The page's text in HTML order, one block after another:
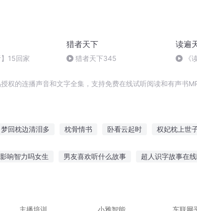
】15回家
猎者天下
猎者天下345
读遍
《
权的连播声音和文字全集，支持免费在线试听阅读和有声书
梦回枕边清泪多 枕骨情书 卧看云起时 权妃枕上世
响智力吗女生 男友喜欢听什么故事 超人识字故事在
主播培训 小雅智能 车联网